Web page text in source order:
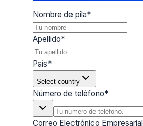
Nombre de pila*
Apellido*
País*
Select country
Número de teléfono*
Correo Electrónico Empresarial